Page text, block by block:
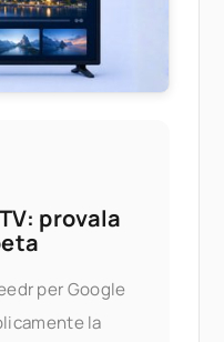
provala
per Google
la